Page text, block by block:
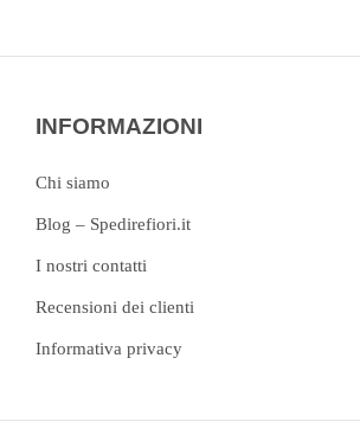
INFORMAZIONI
Chi siamo
Blog – Spedirefiori.it
I nostri contatti
Recensioni dei clienti
Informativa privacy